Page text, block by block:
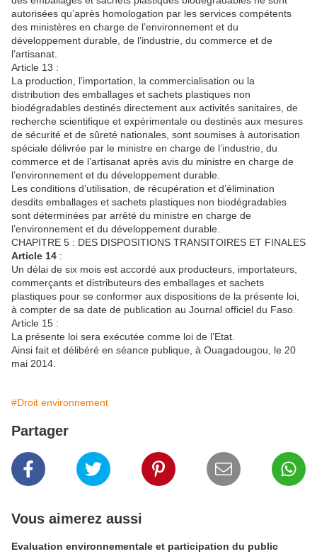
autorisées qu’après homologation par les services compétents
des ministères en charge de l’environnement et du
développement durable, de l’industrie, du commerce et de
l’artisanat.
Article 13 :
La production, l’importation, la commercialisation ou la
distribution des emballages et sachets plastiques non
biodégradables destinés directement aux activités sanitaires, de
recherche scientifique et expérimentale ou destinés aux mesures
de sécurité et de sûreté nationales, sont soumises à autorisation
spéciale délivrée par le ministre en charge de l’industrie, du
commerce et de l’artisanat après avis du ministre en charge de
l’environnement et du développement durable.
Les conditions d’utilisation, de récupération et d’élimination
desdits emballages et sachets plastiques non biodégradables
sont déterminées par arrêté du ministre en charge de
l’environnement et du développement durable.
CHAPITRE 5 : DES DISPOSITIONS TRANSITOIRES ET FINALES
Article 14 :
Un délai de six mois est accordé aux producteurs, importateurs,
commerçants et distributeurs des emballages et sachets
plastiques pour se conformer aux dispositions de la présente loi,
à compter de sa date de publication au Journal officiel du Faso.
Article 15 :
La présente loi sera exécutée comme loi de l’Etat.
Ainsi fait et délibéré en séance publique, à Ouagadougou, le 20
mai 2014.
#Droit environnement
Partager
Vous aimerez aussi
Evaluation environnementale et participation du public